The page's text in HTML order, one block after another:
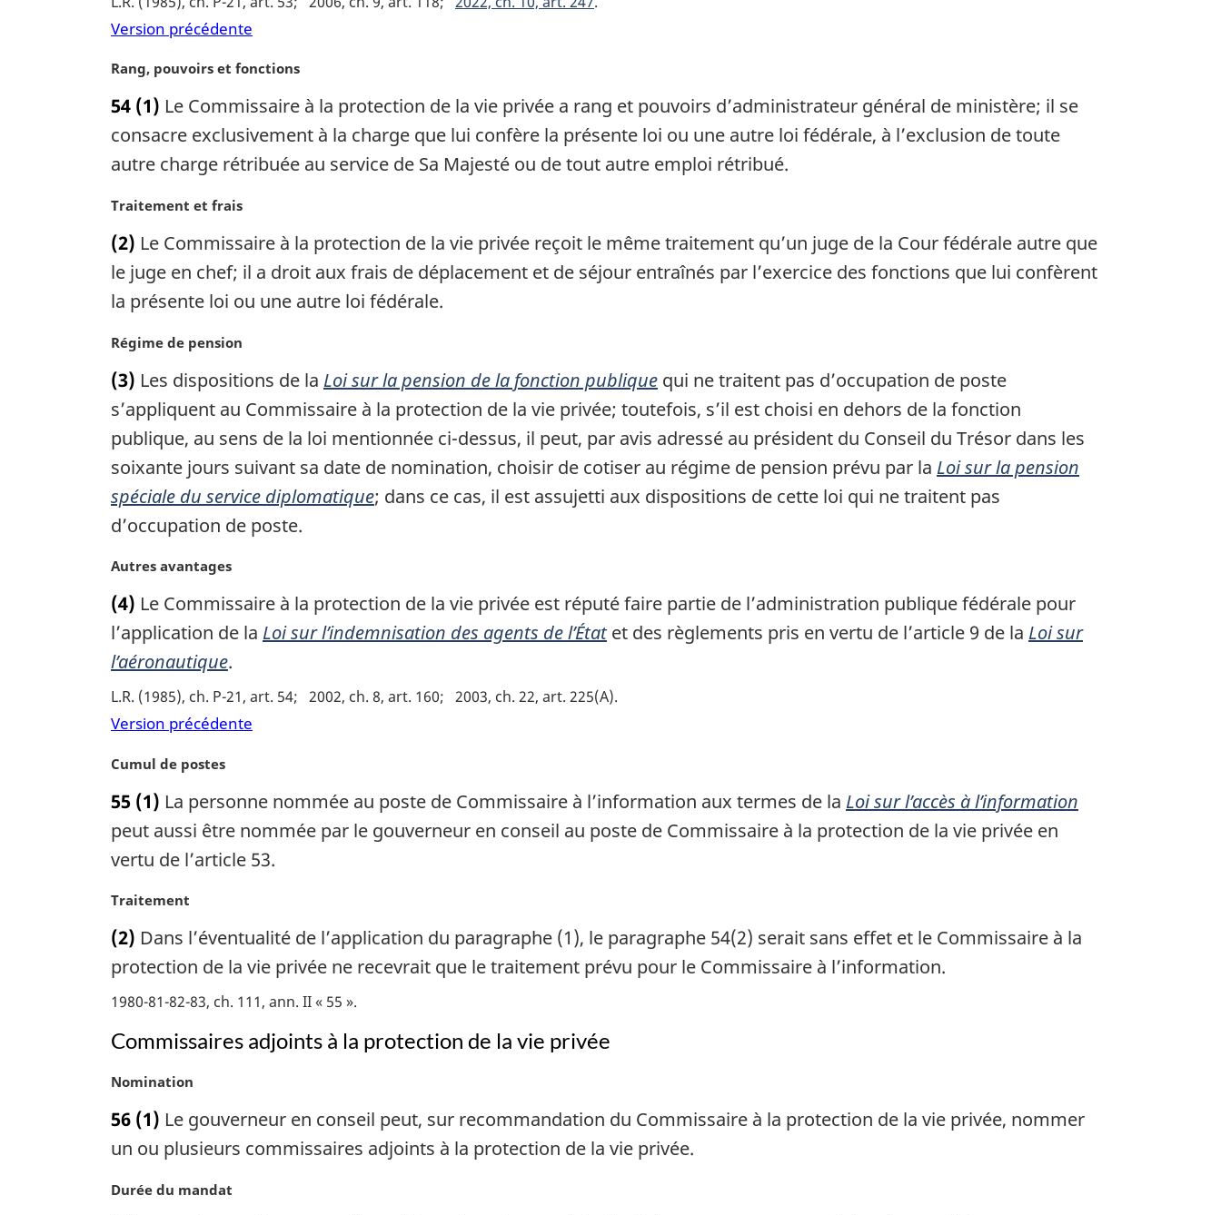
:
i
a
l
:
Version précédente
N
t
e
a
g
i
n
a
l
:
Rang, pouvoirs et fonctions
54 (1) Le Commissaire à la protection de la vie privée a rang et pouvoirs d’administrateur général de ministère; il se
consacre exclusivement à la charge que lui confère la présente loi ou une autre loi fédérale, à l’exclusion de toute
autre charge rétribuée au service de Sa Majesté ou de tout autre emploi rétribué.
N
t
e
a
g
i
n
a
l
:
Traitement et frais
(2) Le Commissaire à la protection de la vie privée reçoit le même traitement qu’un juge de la Cour fédérale autre que
le juge en chef; il a droit aux frais de déplacement et de séjour entraînés par l’exercice des fonctions que lui confèrent
la présente loi ou une autre loi fédérale.
N
t
e
a
r
i
n
l
e
:
Régime de pension
(3) Les dispositions de la Loi sur la pension de la fonction publique qui ne traitent pas d’occupation de poste
s’appliquent au Commissaire à la protection de la vie privée; toutefois, s’il est choisi en dehors de la fonction
publique, au sens de la loi mentionnée ci-dessus, il peut, par avis adressé au président du Conseil du Trésor dans les
soixante jours suivant sa date de nomination, choisir de cotiser au régime de pension prévu par la Loi sur la pension
spéciale du service diplomatique; dans ce cas, il est assujetti aux dispositions de cette loi qui ne traitent pas
d’occupation de poste.
N
t
e
a
r
i
a
l
:
Autres avantages
(4) Le Commissaire à la protection de la vie privée est réputé faire partie de l’administration publique fédérale pour
l’application de la Loi sur l’indemnisation des agents de l’Étatet des règlements pris en vertu de l’article 9 de la Loi sur
l’aéronautique.
L.R. (1985), ch. P-21, art. 54 2002, ch. 8, art. 160 2003, ch. 22, art. 225(A)
Version précédente
N
t
e
m
a
g
i
n
a
l
:
Cumul de postes
55 (1) La personne nommée au poste de Commissaire à l’information aux termes de la Loi sur l’accès à l’information
peut aussi être nommée par le gouverneur en conseil au poste de Commissaire à la protection de la vie privée en
vertu de l’article 53.
N
t
e
m
a
g
n
a
l
e
Traitement
(2) Dans l’éventualité de l’application du paragraphe (1), le paragraphe 54(2) serait sans effet et le Commissaire à la
protection de la vie privée ne recevrait que le traitement prévu pour le Commissaire à l’information.
1980-81-82-83, ch. 111, ann. II « 55 »
Commissaires adjoints à la protection de la vie privée
N
t
e
a
Nomination
56 (1) Le gouverneur en conseil peut, sur recommandation du Commissaire à la protection de la vie privée, nommer
un ou plusieurs commissaires adjoints à la protection de la vie privée.
N
Durée du mandat